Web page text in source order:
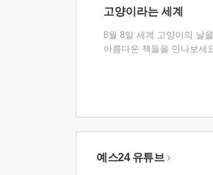
고양이라는 세계
8월 8일 세계 고양이의 날
아름다운 책들을 만나보세
예스24 유튜브